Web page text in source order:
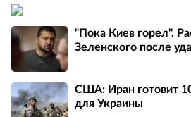
"Пока Киев горел".
Зеленского после
США: Иран готовит
для Украины